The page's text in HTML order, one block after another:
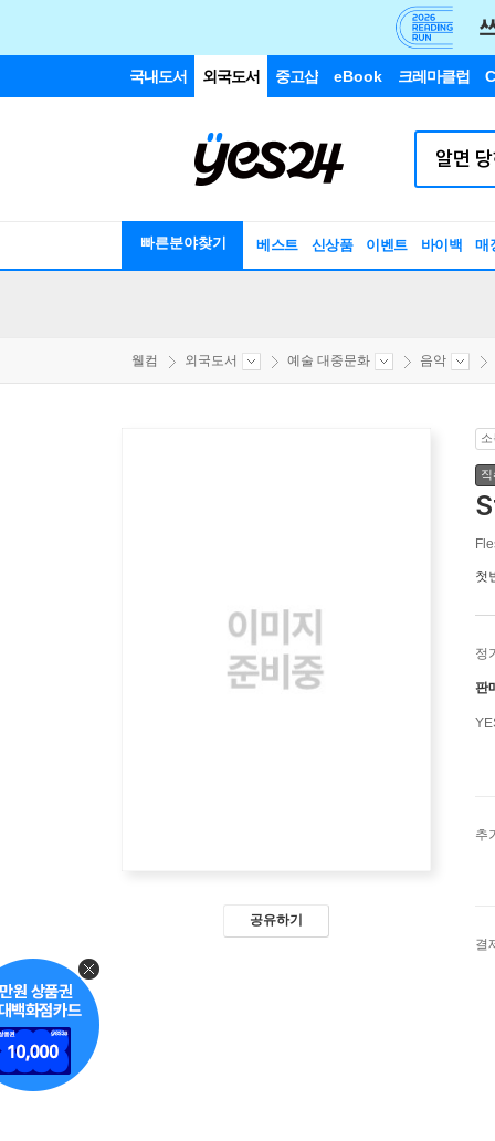
국내도서 외국도서 중고샵 eBook 크레마클럽
빠른분야찾기 베스트 신상품 이벤트 바이백 매
웰컴 외국도서 예술 대중문화 음악
공유하기
첫
정
판
추
결